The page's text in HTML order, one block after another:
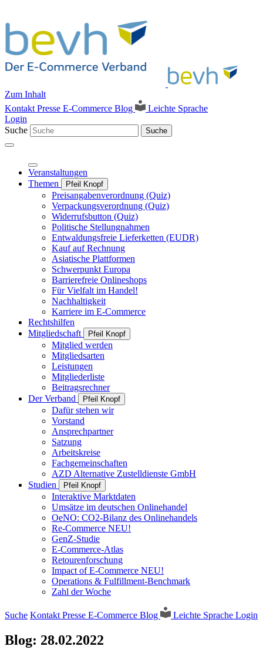
Zum Inhalt
Kontakt Presse E-Commerce Blog
Leichte Sprache
Login
Suche
Suche
Veranstaltungen
Themen
Pfeil Knopf
Preisangabenverordnung (Quiz)
Verpackungsverordnung (Quiz)
Widerrufsbutton (Quiz)
Politische Stellungnahmen
Entwaldungsfreie Lieferketten (EUDR)
Kauf auf Rechnung
Asiatische Plattformen
Schwerpunkt Europa
Barrierefreie Onlineshops
Für Vielfalt im Handel!
Nachhaltigkeit
Karriere im E-Commerce
Rechtshilfen
Mitgliedschaft
Pfeil Knopf
Mitglied werden
Mitgliedsarten
Leistungen
Mitgliederliste
Beitragsrechner
Der Verband
Pfeil Knopf
Dafür stehen wir
Vorstand
Ansprechpartner
Satzung
Arbeitskreise
Fachgemeinschaften
AZD Alternative Zustelldienste GmbH
Studien
Pfeil Knopf
Interaktive Marktdaten
Umsätze im deutschen Onlinehandel
OeNO: CO2-Bilanz des Onlinehandels
Re-Commerce NEU!
GenZ-Studie
E-Commerce-Atlas
Retourenforschung
Impact of E-Commerce NEU!
Operations & Fulfillment-Benchmark
Zahl der Woche
Suche Kontakt Presse E-Commerce Blog Leichte Sprache Login
Blog: 28.02.2022